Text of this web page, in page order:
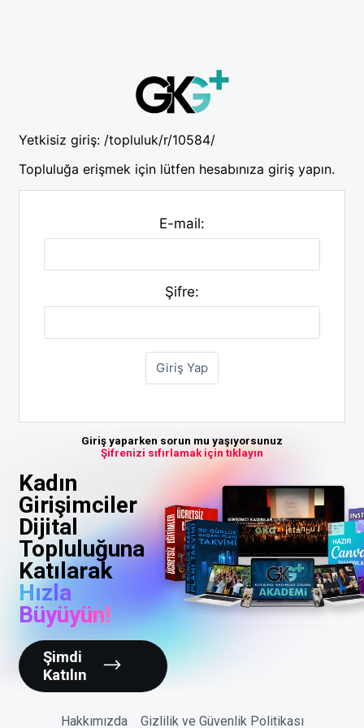
Yetkisiz giriş: /topluluk/r/10584/
Topluluğa erişmek için lütfen hesabınıza giriş yapın.
E-mail:
Şifre:
Giriş yaparken sorun mu yaşıyorsunuz
Şifrenizi sıfırlamak için tıklayın
Kadın
Girişimciler
Dijital
Topluluğuna
Katılarak
Hızla
Büyüyün!
Şimdi
Katılın
Hakkımızda Gizlilik ve Güvenlik Politikası